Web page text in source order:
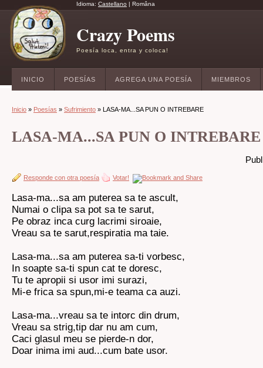
Idioma: Castellano | Româna
Crazy Poems
Poesía loca, entra y coloca!
INICIO POESÍAS AGREGA UNA POESÍA MIEMBROS
Inicio » Poesías » Sufrimiento » LASA-MA...SA PUN O INTREBARE
LASA-MA...SA PUN O INTREBARE
Responde con otra poesía Votar!
Lasa-ma...sa am puterea sa te ascult,
Numai o clipa sa pot sa te sarut,
Pe obraz inca curg lacrimi siroaie,
Vreau sa te sarut,respiratia ma taie.
Lasa-ma...sa am puterea sa-ti vorbesc,
In soapte sa-ti spun cat te doresc,
Tu te apropii si usor imi surazi,
Mi-e frica sa spun,mi-e teama ca auzi.
Lasa-ma...vreau sa te intorc din drum,
Vreau sa strig,tip dar nu am cum,
Caci glasul meu se pierde-n dor,
Doar inima imi aud...cum bate usor.